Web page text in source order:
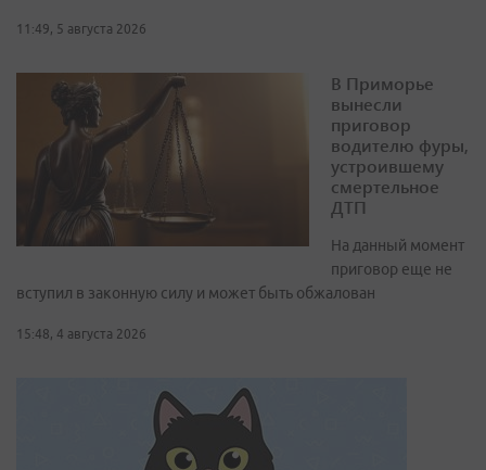
11:49, 5 августа 2026
В Приморье
вынесли
приговор
водителю фуры,
устроившему
смертельное
ДТП
На данный момент
приговор еще не
вступил в законную силу и может быть обжалован
15:48, 4 августа 2026